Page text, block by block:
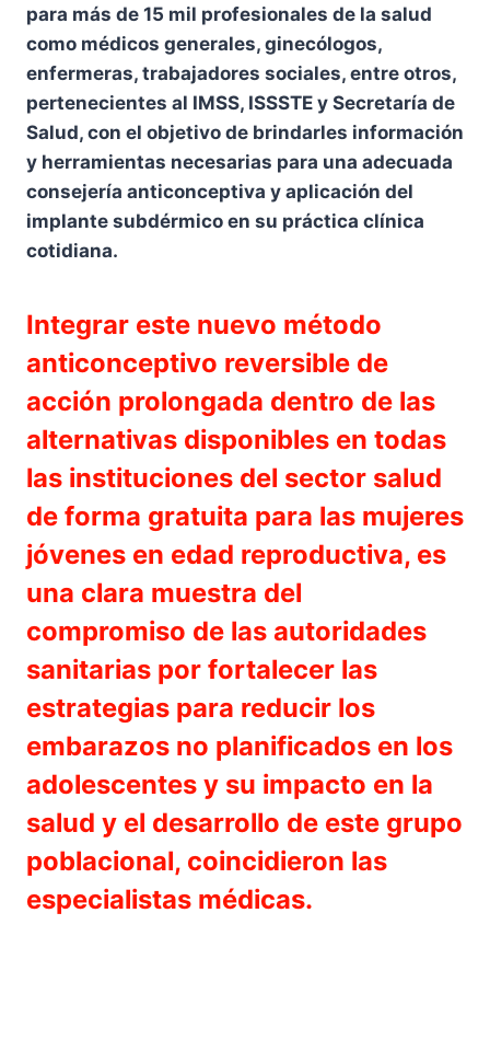
para más de 15 mil profesionales de la salud
como médicos generales, ginecólogos,
enfermeras, trabajadores sociales, entre otros,
pertenecientes al IMSS, ISSSTE y Secretaría de
Salud, con el objetivo de brindarles información
y herramientas necesarias para una adecuada
consejería anticonceptiva y aplicación del
implante subdérmico en su práctica clínica
cotidiana.
Integrar este nuevo método
anticonceptivo reversible de
acción prolongada dentro de las
alternativas disponibles en todas
las instituciones del sector salud
de forma gratuita para las mujeres
jóvenes en edad reproductiva, es
una clara muestra del
compromiso de las autoridades
sanitarias por fortalecer las
estrategias para reducir los
embarazos no planificados en los
adolescentes y su impacto en la
salud y el desarrollo de este grupo
poblacional, coincidieron las
especialistas médicas.